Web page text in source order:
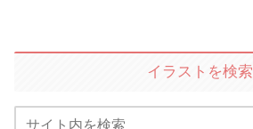
イラストを検索